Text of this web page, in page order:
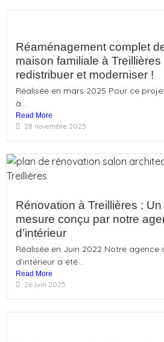
Réaménagement complet
maison familiale à Treillières
redistribuer et moderniser !
Réalisée en mars 2025 Pour ce
à...
Read More
28 novembre 2025
Rénovation à Treillières :
mesure conçu par notre
d’intérieur
Réalisée en Juin 2022 Notre agence
d’intérieur a été...
Read More
26 juin 2025